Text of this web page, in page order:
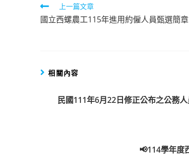
Read
more
上一篇文章
國立西螺農工115年進用約僱人員甄選簡章
相關內容
民國111年6月22日修正公布之公務
📢114學年度